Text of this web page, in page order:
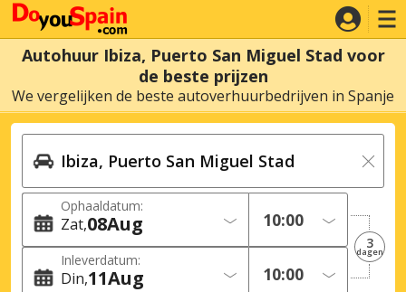
Autohuur Ibiza, Puerto San Miguel Stad voor
de beste prijzen
We vergelijken de beste autoverhuurbedrijven in Spanje
Ophaaldatum:
Zat 08Aug
Inleverdatum:
Din 11Aug
3
dagen